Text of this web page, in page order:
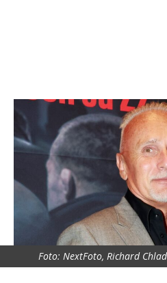
Foto: NextFoto, Richard